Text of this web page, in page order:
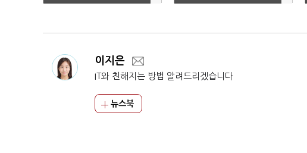
로 적자 탈출 가능할까
이지은
IT와 친해지는 방법 알려드리겠습니다
뉴스북